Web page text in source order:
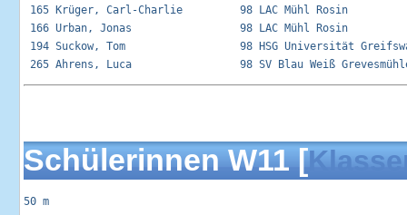
165 Krüger, Carl-Charlie         98 LAC Mühl
166 Urban, Jonas                 98 LAC Mühl
194 Suckow, Tom                  98 HSG Universität
Schülerinnen W11 [
50 m